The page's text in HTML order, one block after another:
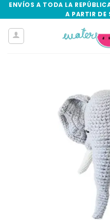
Skip
to
content
ENVÍOS A TODA LA
A PARTIR DE